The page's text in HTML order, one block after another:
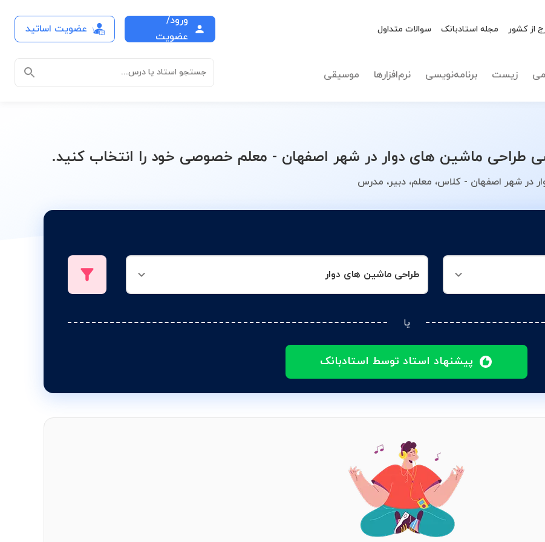
از کشور مجله استادبانک سوالات متداول
ورود/
عضویت
عضویت اساتید
زیست برنامه‌نویسی نرم‌افزارها موسیقی جستجو استاد یا درس...
ماشین های دوار در شهر اصفهان - معلم خصوصی خود را انتخاب کنید.
در شهر اصفهان - کلاس، معلم، دبیر، مدرس
طراحی ماشین های دوار
یا
پیشنهاد استاد توسط استادبانک
نوع تدریس